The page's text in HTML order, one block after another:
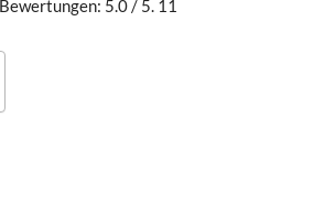
Bewertungen: 5.0 / 5. 11